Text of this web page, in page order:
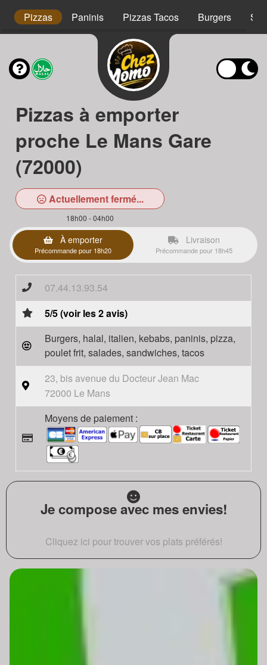
Pizzas Paninis Pizzas Tacos Burgers
Pizzas à emporter
proche Le Mans Gare
(72000)
Actuellement fermé...
18h00 - 04h00
À emporter
Précommande pour 18h20
Livraison
Précommande pour 18h45
07.44.13.93.54
5/5 (voir les 2 avis)
Burgers, halal, italien, kebabs, paninis, pizza,
poulet frit, salades, sandwiches, tacos
23, bis avenue du Docteur Jean Mac
72000 Le Mans
Moyens de paiement :
Je compose avec mes envies!
Cliquez ici pour trouver vos plats préférés!